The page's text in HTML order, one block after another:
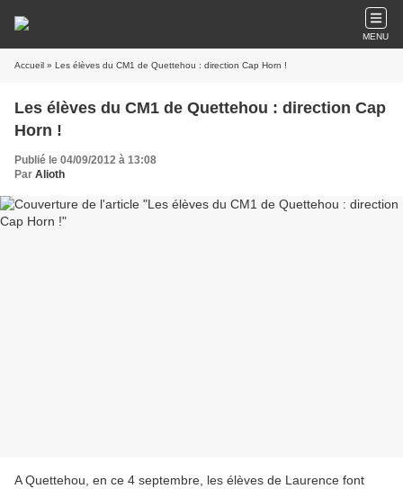
MENU
Accueil » Les élèves du CM1 de Quettehou : direction Cap Horn !
Les élèves du CM1 de Quettehou : direction Cap
Horn !
Publié le 04/09/2012 à 13:08
Par Alioth
A Quettehou, en ce 4 septembre, les élèves de Laurence font